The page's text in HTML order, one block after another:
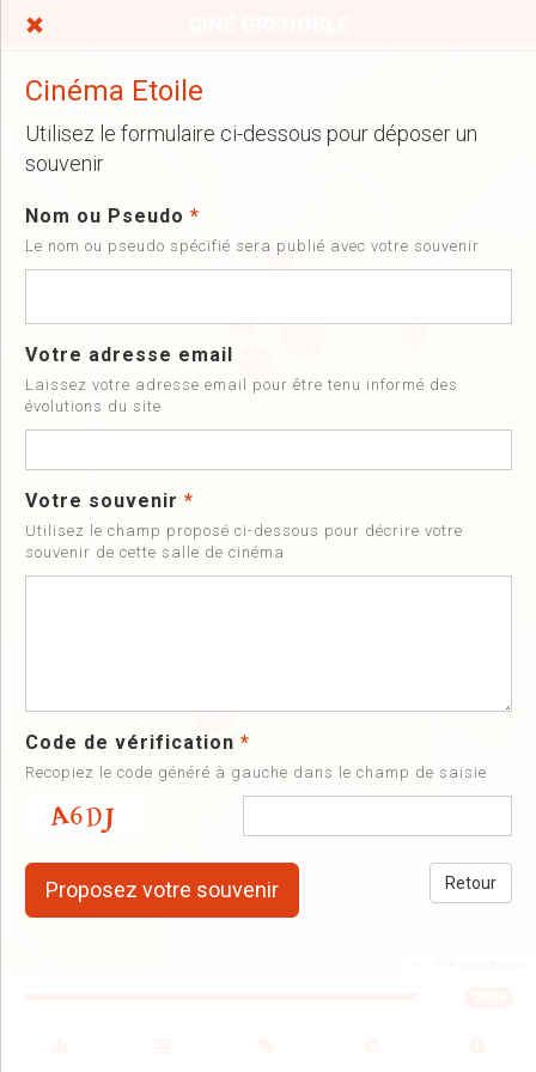
Cinéma Etoile
Utilisez le formulaire ci-dessous pour déposer un
souvenir
Nom ou Pseudo *
Le nom ou pseudo spécifié sera publié avec votre souvenir
Votre adresse email
Laissez votre adresse email pour être tenu informé des
évolutions du site
Votre souvenir *
Utilisez le champ proposé ci-dessous pour décrire votre
souvenir de cette salle de cinéma
Code de vérification *
Recopiez le code généré à gauche dans le champ de saisie
Retour